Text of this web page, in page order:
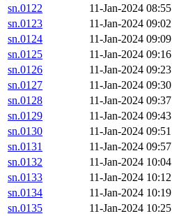
sn.0122
11-Jan-2024 08:55
sn.0123
11-Jan-2024 09:02
sn.0124
11-Jan-2024 09:09
sn.0125
11-Jan-2024 09:16
sn.0126
11-Jan-2024 09:23
sn.0127
11-Jan-2024 09:30
sn.0128
11-Jan-2024 09:37
sn.0129
11-Jan-2024 09:43
sn.0130
11-Jan-2024 09:51
sn.0131
11-Jan-2024 09:57
sn.0132
11-Jan-2024 10:04
sn.0133
11-Jan-2024 10:12
sn.0134
11-Jan-2024 10:19
sn.0135
11-Jan-2024 10:25